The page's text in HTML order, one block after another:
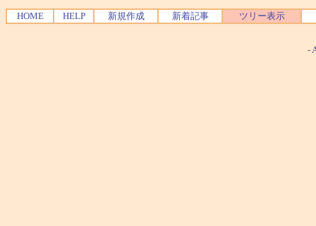
HOME HELP 新規作成 新着記事 ツリー表示
-